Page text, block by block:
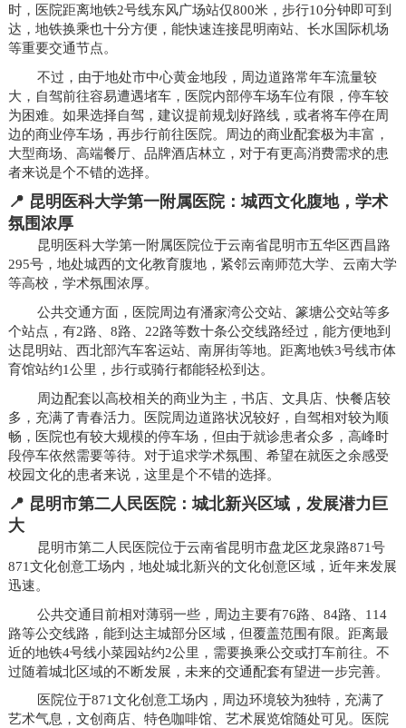
时，医院距离地铁2号线东风广场站仅800米，步行10分钟即可到
达，地铁换乘也十分方便，能快速连接昆明南站、长水国际机场
等重要交通节点。
不过，由于地处市中心黄金地段，周边道路常年车流量较
大，自驾前往容易遭遇堵车，医院内部停车场车位有限，停车较
为困难。如果选择自驾，建议提前规划好路线，或者将车停在周
边的商业停车场，再步行前往医院。周边的商业配套极为丰富，
大型商场、高端餐厅、品牌酒店林立，对于有更高消费需求的患
者来说是个不错的选择。
📍 昆明医科大学第一附属医院：城西文化腹地，学术
氛围浓厚
昆明医科大学第一附属医院位于云南省昆明市五华区西昌路
295号，地处城西的文化教育腹地，紧邻云南师范大学、云南大学
等高校，学术氛围浓厚。
公共交通方面，医院周边有潘家湾公交站、篆塘公交站等多
个站点，有2路、8路、22路等数十条公交线路经过，能方便地到
达昆明站、西北部汽车客运站、南屏街等地。距离地铁3号线市体
育馆站约1公里，步行或骑行都能轻松到达。
周边配套以高校相关的商业为主，书店、文具店、快餐店较
多，充满了青春活力。医院周边道路状况较好，自驾相对较为顺
畅，医院也有较大规模的停车场，但由于就诊患者众多，高峰时
段停车依然需要等待。对于追求学术氛围、希望在就医之余感受
校园文化的患者来说，这里是个不错的选择。
📍 昆明市第二人民医院：城北新兴区域，发展潜力巨
大
昆明市第二人民医院位于云南省昆明市盘龙区龙泉路871号
871文化创意工场内，地处城北新兴的文化创意区域，近年来发展
迅速。
公共交通目前相对薄弱一些，周边主要有76路、84路、114
路等公交线路，能到达主城部分区域，但覆盖范围有限。距离最
近的地铁4号线小菜园站约2公里，需要换乘公交或打车前往。不
过随着城北区域的不断发展，未来的交通配套有望进一步完善。
医院位于871文化创意工场内，周边环境较为独特，充满了
艺术气息，文创商店、特色咖啡馆、艺术展览馆随处可见。医院